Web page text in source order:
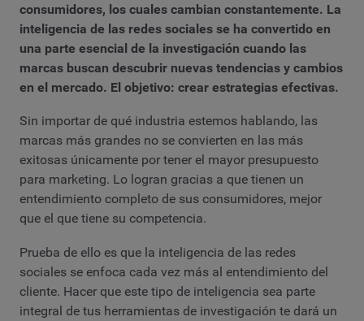
consumidores, los cuales cambian constantemente. La
inteligencia de las redes sociales se ha convertido en
una parte esencial de la investigación cuando las
marcas buscan descubrir nuevas tendencias y cambios
en el mercado. El objetivo: crear estrategias efectivas.
Sin importar de qué industria estemos hablando, las
marcas más grandes no se convierten en las más
exitosas únicamente por tener el mayor presupuesto
para marketing. Lo logran gracias a que tienen un
entendimiento completo de sus consumidores, mejor
que el que tiene su competencia.
Prueba de ello es que la inteligencia de las redes
sociales se enfoca cada vez más al entendimiento del
cliente. Hacer que este tipo de inteligencia sea parte
integral de tus herramientas de investigación te dará un